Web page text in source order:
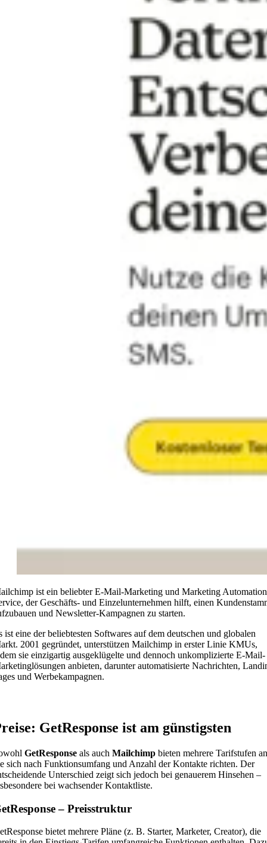
ist ein beliebter E-Mail-Marketing und Marketing Automation
der Geschäfts- und Einzelunternehmen hilft, einen
und Newsletter-Kampagnen zu starten.
ist eine der beliebtesten Softwares auf dem deutschen und globalen
2001 gegründet, unterstützen Mailchimp in erster Linie KMUs,
sie einzigartig ausgeklügelte und dennoch unkomplizierte E-Mail-
anbieten, darunter automatisierte Nachrichten,
und Werbekampagnen.
GetResponse ist am günstigsten
GetResponse als auch Mailchimp bieten mehrere Tarifstufen
sich nach Funktionsumfang und Anzahl der Kontakte richten. Der
Unterschied zeigt sich jedoch bei genauerem Hinsehen –
bei wachsender Kontaktliste.
– Preisstruktur
bietet mehrere Pläne (z. B. Starter, Marketer, Creator), die